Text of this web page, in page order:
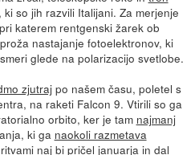
so jih razvili Italijani. Za merjenje
katerem rentgenski žarek ob
nastajanje fotoelektronov, ki
glede na polarizacijo svetlobe.
zjutrajpo našem času, poletel s
na raketi Falcon 9. Vtirili so ga
orbito, ker je tam najmanj
ki ga naokoli razmetava
naj bi pričel januarja in dal